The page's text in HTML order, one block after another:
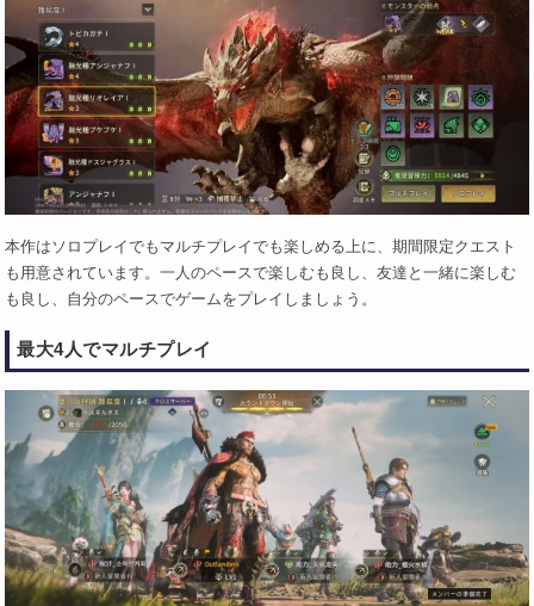
本作はソロプレイでもマルチプレイでも楽しめる上に、期間限定クエスト
も用意されています。一人のペースで楽しむも良し、友達と一緒に楽しむ
も良し、自分のペースでゲームをプレイしましょう。
最大4人でマルチプレイ